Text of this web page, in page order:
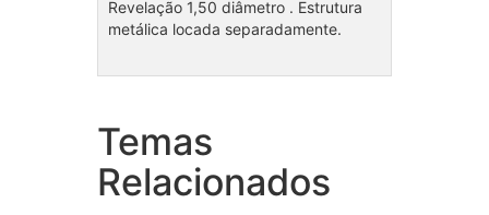
Revelação 1,50 diâmetro . Estrutura
metálica locada separadamente.
Temas
Relacionados
Coleção Bosque unissex